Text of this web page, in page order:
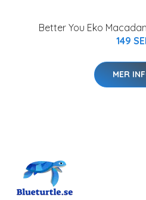
Better You Eko
149
MER